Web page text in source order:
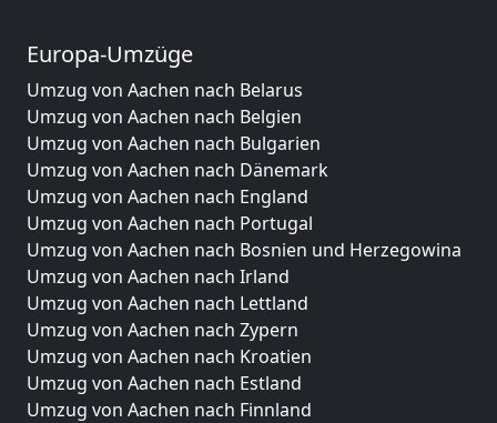
Europa-Umzüge
Umzug von Aachen nach Belarus
Umzug von Aachen nach Belgien
Umzug von Aachen nach Bulgarien
Umzug von Aachen nach Dänemark
Umzug von Aachen nach England
Umzug von Aachen nach Portugal
Umzug von Aachen nach Bosnien und Herzegowina
Umzug von Aachen nach Irland
Umzug von Aachen nach Lettland
Umzug von Aachen nach Zypern
Umzug von Aachen nach Kroatien
Umzug von Aachen nach Estland
Umzug von Aachen nach Finnland